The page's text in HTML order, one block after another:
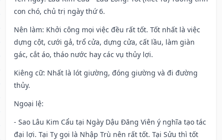
con chó, chủ trị ngày thứ 6.
Nên làm: Khởi công mọi việc đều rất tốt. Tốt nhất là việc
dựng cột, cưới gả, trổ cửa, dựng cửa, cất lầu, làm giàn
gác, cắt áo, tháo nước hay các vụ thủy lợi.
Kiêng cữ: Nhất là lót giường, đóng giường và đi đường
thủy.
Ngoại lệ:
- Sao Lâu Kim Cẩu tại Ngày Dậu Đăng Viên ý nghĩa tạo tác
đại lợi. Tại Tỵ gọi là Nhập Trù nên rất tốt. Tại Sửu thì tốt